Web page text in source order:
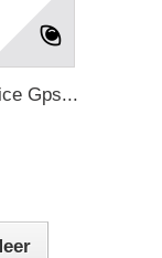
Gps...